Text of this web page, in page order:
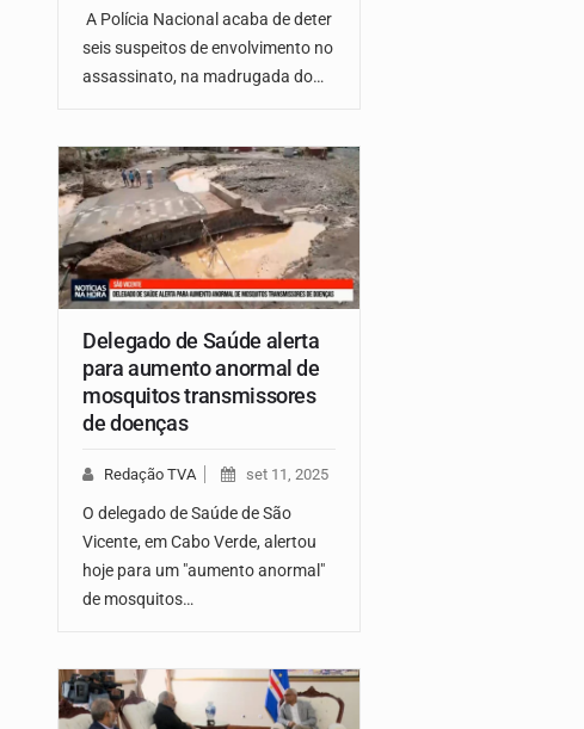
A Polícia Nacional acaba de deter
seis suspeitos de envolvimento no
assassinato, na madrugada do…
Delegado de Saúde alerta
para aumento anormal de
mosquitos transmissores
de doenças
Redação TVA set 11, 2025
O delegado de Saúde de São
Vicente, em Cabo Verde, alertou
hoje para um "aumento anormal"
de mosquitos…